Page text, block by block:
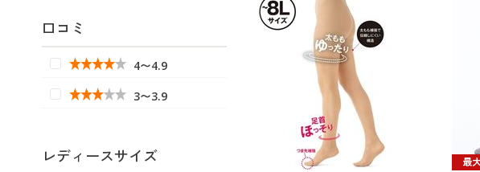
最
口コミ
4〜4.9
3〜3.9
レディースサイズ